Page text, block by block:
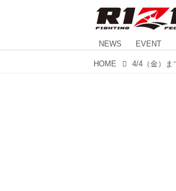
NEWS EVENT
HOME